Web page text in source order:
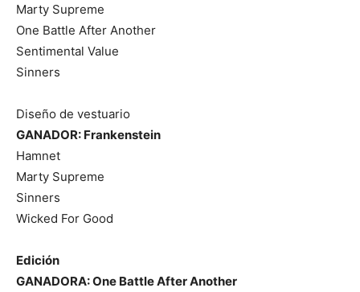
Marty Supreme
One Battle After Another
Sentimental Value
Sinners
Diseño de vestuario
GANADOR: Frankenstein
Hamnet
Marty Supreme
Sinners
Wicked For Good
Edición
GANADORA: One Battle After Another